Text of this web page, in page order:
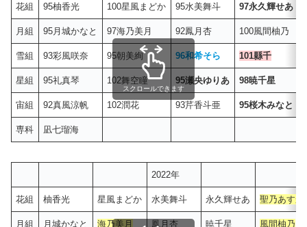
花組 95柚香光 100星風まどか 95水美舞斗 97永久輝せあ
月組 95月城かなと 97海乃美月 92鳳月杏 100風間柚乃
雪組 93彩風咲奈 95朝美絢 96和希そら 101縣千
星組 95礼真琴 102舞空瞳 95瀬央ゆりあ 98暁千星
宙組 92真風涼帆 102潤花 93芹香斗亜 95桜木みなと
専科 凪七瑠海
スクロールできます
2022年
花組 柚香光 星風まどか 水美舞斗 永久輝せあ 聖乃あすか
月組 月城かなと 海乃美月 鳳月杏 暁千星 風間柚乃